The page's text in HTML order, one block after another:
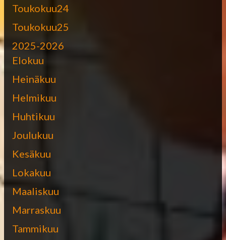
Toukokuu24
Toukokuu25
2025-2026
Elokuu
Heinäkuu
Helmikuu
Huhtikuu
Joulukuu
Kesäkuu
Lokakuu
Maaliskuu
Marraskuu
Tammikuu